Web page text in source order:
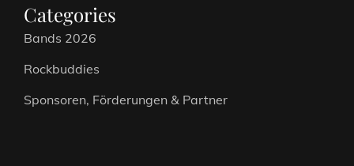
Categories
Bands 2026
Rockbuddies
Sponsoren, Förderungen & Partner